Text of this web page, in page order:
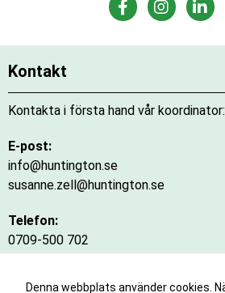
Kontakt
Kontakta i första hand vår koordinator:
E-post:
info@huntington.se
susanne.zell@huntington.se
Telefon:
0709-500 702
Denna webbplats använder cookies.